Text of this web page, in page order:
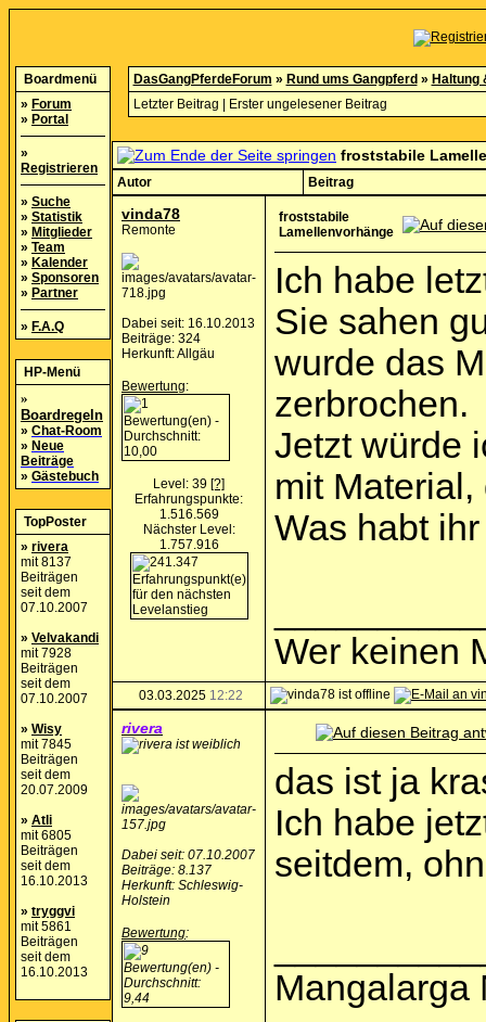
Boardmenü
» Forum
» Portal
»
Registrieren
» Suche
» Statistik
» Mitglieder
» Team
» Kalender
» Sponsoren
» Partner
» F.A.Q
HP-Menü
»
Boardregeln
» Chat-Room
» Neue
Beiträge
» Gästebuch
TopPoster
» rivera
mit 8137
Beiträgen
seit dem
07.10.2007
» Velvakandi
mit 7928
Beiträgen
seit dem
07.10.2007
» Wisy
mit 7845
Beiträgen
seit dem
20.07.2009
» Atli
mit 6805
Beiträgen
seit dem
16.10.2013
» tryggvi
mit 5861
Beiträgen
seit dem
16.10.2013
DasGangPferdeForum » Rund ums Gangpferd » Haltung
Letzter Beitrag
Erster ungelesener Beitrag
froststabile
Autor Beitrag
vinda78
Remonte
Dabei seit: 16.10.2013
Beiträge: 324
Herkunft: Allgäu
Bewertung:
Level: 39 [?]
Erfahrungspunkte:
1.516.569
Nächster Level:
1.757.916
froststabile
Lamellenvorhänge
Ich habe
Sie sahen
wurde das
zerbrochen.
Jetzt würde
mit
Was habt
Wer keinen
03.03.2025 12:22
rivera
Dabei seit: 07.10.2007
Beiträge: 8.137
Herkunft: Schleswig-
Holstein
Bewertung:
das ist ja
Ich habe
seitdem,
Mangalarga